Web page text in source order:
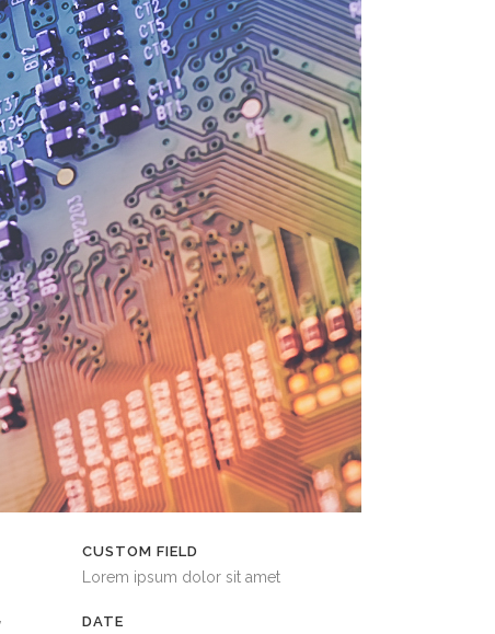
CUSTOM FIELD
Lorem ipsum dolor sit amet
DATE